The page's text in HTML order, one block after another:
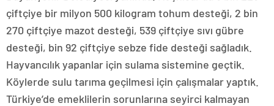
çiftçiye bir milyon 500 kilogram tohum desteği, 2 bin
270 çiftçiye mazot desteği, 539 çiftçiye sıvı gübre
desteği, bin 92 çiftçiye sebze fide desteği sağladık.
Hayvancılık yapanlar için sulama sistemine geçtik.
Köylerde sulu tarıma geçilmesi için çalışmalar yaptık.
Türkiye’de emeklilerin sorunlarına seyirci kalmayan